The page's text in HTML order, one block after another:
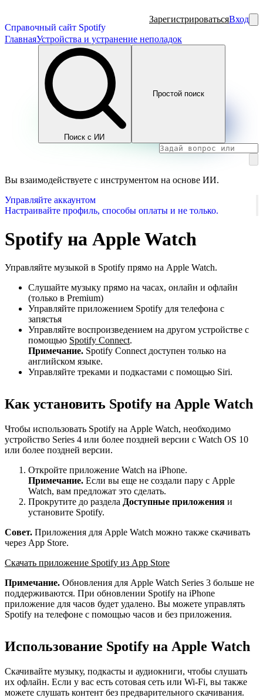
Справочный сайт Spotify
ЗарегистрироватьсяВход
ГлавнаяУстройства и устранение неполадок
Поиск с ИИ
Простой поиск
Вы взаимодействуете с инструментом на основе ИИ.
Управляйте аккаунтом
Настраивайте профиль, способы оплаты и не только.
Spotify на Apple Watch
Управляйте музыкой в Spotify прямо на Apple Watch.
Слушайте музыку прямо на часах, онлайн и офлайн
(только в Premium)
Управляйте приложением Spotify для телефона с
запястья
Управляйте воспроизведением на другом устройстве с
помощью Spotify Connect.
Примечание. Spotify Connect доступен только на
английском языке.
Управляйте треками и подкастами с помощью Siri.
Как установить Spotify на Apple Watch
Чтобы использовать Spotify на Apple Watch, необходимо
устройство Series 4 или более поздней версии с Watch OS 10
или более поздней версии.
Откройте приложение Watch на iPhone.
Примечание. Если вы еще не создали пару с Apple
Watch, вам предложат это сделать.
Прокрутите до раздела Доступные приложения и
установите Spotify.
Совет. Приложения для Apple Watch можно также скачивать
через App Store.
Скачать приложение Spotify из App Store
Примечание. Обновления для Apple Watch Series 3 больше не
поддерживаются. При обновлении Spotify на iPhone
приложение для часов будет удалено. Вы можете управлять
Spotify на телефоне с помощью часов и без приложения.
Использование Spotify на Apple Watch
Скачивайте музыку, подкасты и аудиокниги, чтобы слушать
их офлайн. Если у вас есть сотовая сеть или Wi-Fi, вы также
можете слушать контент без предварительного скачивания.